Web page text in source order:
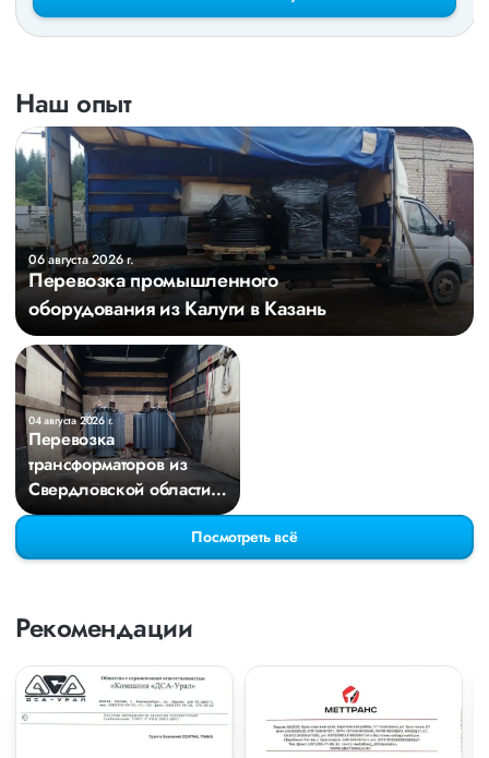
Наш опыт
06 августа 2026 г.
Перевозка промышленного
оборудования из Калуги в Казань
04 августа 2026 г.
Перевозка
трансформаторов из
Свердловской области в
Киров
Посмотреть всё
Рекомендации